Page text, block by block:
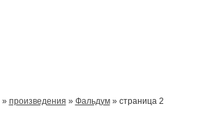
» произведения » Фальдум» страница 2